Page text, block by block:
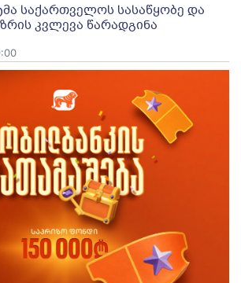
საქართველოს სასაწყობე და
კვლევა წარადგინა